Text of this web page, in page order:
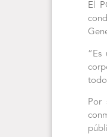
El
“Es
todo
Por